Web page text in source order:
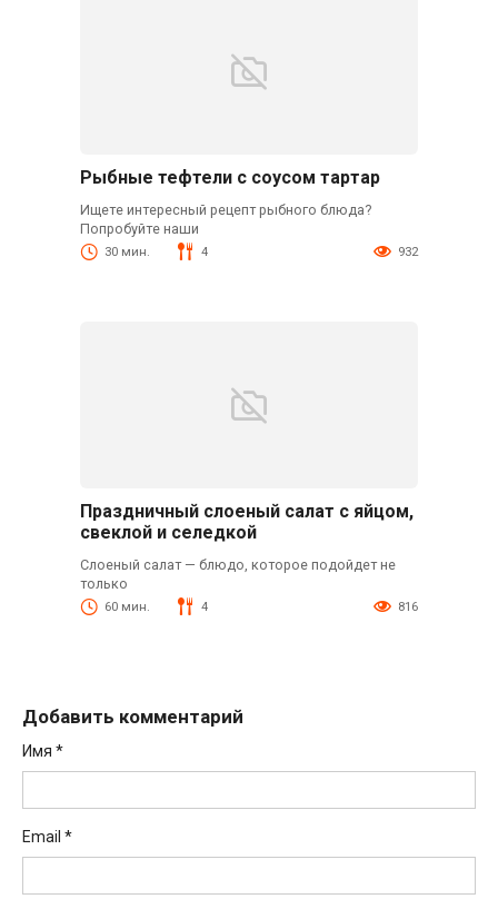
Рыбные тефтели с соусом тартар
Ищете интересный рецепт рыбного блюда?
Попробуйте наши
30 мин. 4 932
Праздничный слоеный салат с яйцом,
свеклой и селедкой
Слоеный салат — блюдо, которое подойдет не
только
60 мин. 4 816
Добавить комментарий
Имя *
Email *